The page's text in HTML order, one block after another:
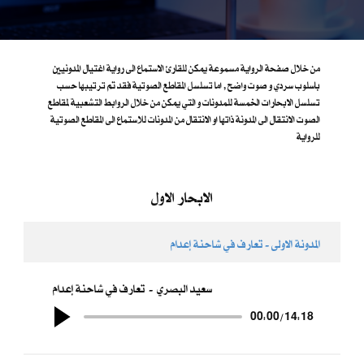
من خلال صفحة الرواية مسموعة يمكن للقارئ الاستماع الى رواية اغتيال المدونيين
باسلوب سردي و صوت واضح , اما تسلسل المقاطع الصوتية فقد تم ترتيبها حسب
تسلسل الابحارات الخمسة للمدونات و التي يمكن من خلال الروابط التشعبية لمقاطع
الصوت الانتقال الى المدونة ذاتها او الانتقال من المدونات للاستماع الى المقاطع الصوتية
للرواية
الابحار الاول
المدونة الاولى - تعارف في شاحنة إعدام
تعارف في شاحنة إعدام سعيد البصري
00:00/14:18